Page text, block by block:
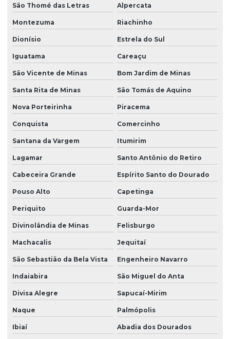
São Thomé das Letras Alpercata
Montezuma Riachinho
Dionísio Estrela do Sul
Iguatama Careaçu
São Vicente de Minas Bom Jardim de Minas
Santa Rita de Minas São Tomás de Aquino
Nova Porteirinha Piracema
Conquista Comercinho
Santana da Vargem Itumirim
Lagamar Santo Antônio do Retiro
Cabeceira Grande Espírito Santo do Dourado
Pouso Alto Capetinga
Periquito Guarda-Mor
Divinolândia de Minas Felisburgo
Machacalis Jequitaí
São Sebastião da Bela Vista Engenheiro Navarro
Indaiabira São Miguel do Anta
Divisa Alegre Sapucaí-Mirim
Naque Palmópolis
Ibiaí Abadia dos Dourados